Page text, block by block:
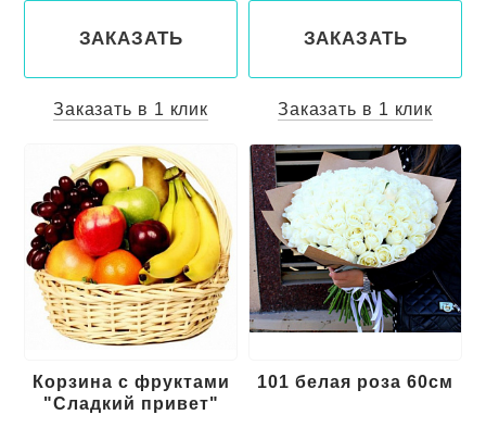
ЗАКАЗАТЬ
Заказать в 1 клик
ЗАКАЗАТЬ
Заказать в 1 клик
Корзина с фруктами
"Сладкий привет"
101 белая роза 60см